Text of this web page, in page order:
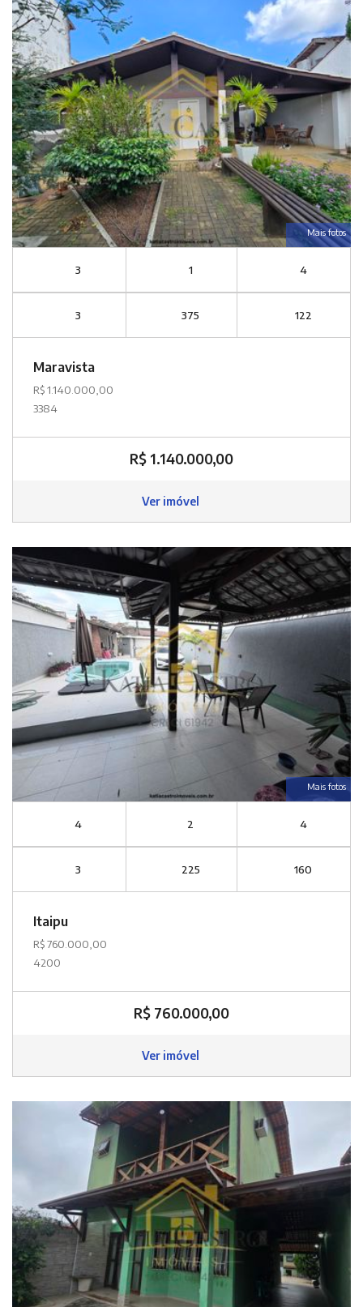
Mais fotos
3 1 4
3 375 122
Maravista
R$ 1.140.000,00
3384
R$ 1.140.000,00
Ver imóvel
Mais fotos
4 2 4
3 225 160
Itaipu
R$ 760.000,00
4200
R$ 760.000,00
Ver imóvel